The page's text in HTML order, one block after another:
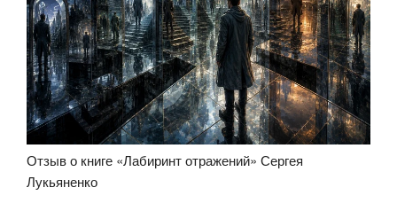
Отзыв о книге «Лабиринт отражений» Сергея
Лукьяненко